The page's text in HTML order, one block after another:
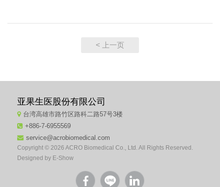
< 上一页
亚果生医股份有限公司
台湾高雄市路竹区路科二路57号3楼
+886-7-6955569
service@acrobiomedical.com
Copyright © 2026 ACRO Biomedical Co., Ltd. All Rights Reserved.
Designed by E-Show